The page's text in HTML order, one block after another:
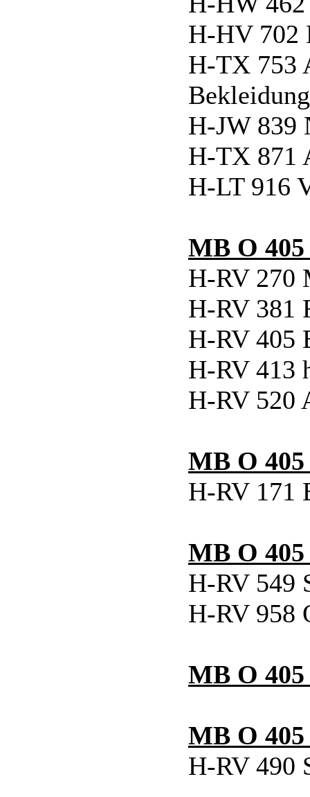
H-HV 702
H-TX 753
H-JW 839
H-TX 871
H-LT 916
MB O
H-RV 270
H-RV 381
H-RV 405
H-RV 413
H-RV 520
MB O
H-RV 171
MB O 405
H-RV 549
H-RV 958
MB O
MB O
H-RV 490